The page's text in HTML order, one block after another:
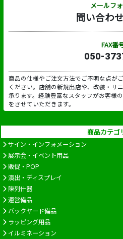
メールフ
問い合わ
FAX番
050-
商品の仕様やご注文方法でご不明な点が
ください。店舗の新規出店や、改装・リ
承ります。経験豊富なスタッフがお客様
をさせていただきます。
商品カテゴ
サイン・インフォメーション
展示会・イベント用品
販促・POP
演出・ディスプレイ
陳列什器
運営備品
バックヤード備品
ラッピング用品
イルミネーション